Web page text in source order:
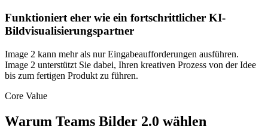
Funktioniert eher wie ein fortschrittlicher KI-
Bildvisualisierungspartner
Image 2 kann mehr als nur Eingabeaufforderungen ausführen.
Image 2 unterstützt Sie dabei, Ihren kreativen Prozess von der Idee
bis zum fertigen Produkt zu führen.
Core Value
Warum Teams Bilder 2.0 wählen